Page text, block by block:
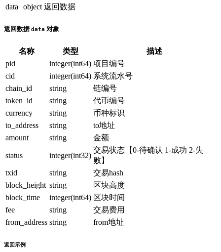
data
object 返回数据
返回数据 data 对象
名称 类型
描述
pid
integer(int64) 项目编号
cid
integer(int64) 系统流水号
chain_id
string
链编号
token_id
string
代币编号
currency
string
币种标识
to_address
string
to地址
amount
string 金额
status integer(int32)
交易状态【0-待确认 1-成功 2-失
败】
txid
string
交易hash
block_height string
区块高度
block_time
integer(int64) 区块时间
fee
string
交易费用
from_address string from地址
返回示例